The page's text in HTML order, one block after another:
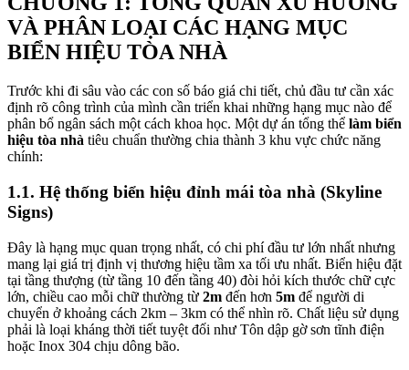
VÀ PHÂN LOẠI CÁC HẠNG MỤC
BIỂN HIỆU TÒA NHÀ
Trước khi đi sâu vào các con số báo giá chi tiết, chủ đầu tư cần xác
định rõ công trình của mình cần triển khai những hạng mục nào để
phân bổ ngân sách một cách khoa học. Một dự án tổng thể làm biển
hiệu tòa nhà tiêu chuẩn thường chia thành 3 khu vực chức năng
chính:
1.1. Hệ thống biển hiệu đỉnh mái tòa nhà (Skyline
Signs)
Đây là hạng mục quan trọng nhất, có chi phí đầu tư lớn nhất nhưng
mang lại giá trị định vị thương hiệu tầm xa tối ưu nhất. Biển hiệu đặt
tại tầng thượng (từ tầng 10 đến tầng 40) đòi hỏi kích thước chữ cực
lớn, chiều cao mỗi chữ thường từ 2m đến hơn 5m để người di
chuyển ở khoảng cách 2km – 3km có thể nhìn rõ. Chất liệu sử dụng
phải là loại kháng thời tiết tuyệt đối như Tôn dập gờ sơn tĩnh điện
hoặc Inox 304 chịu dông bão.